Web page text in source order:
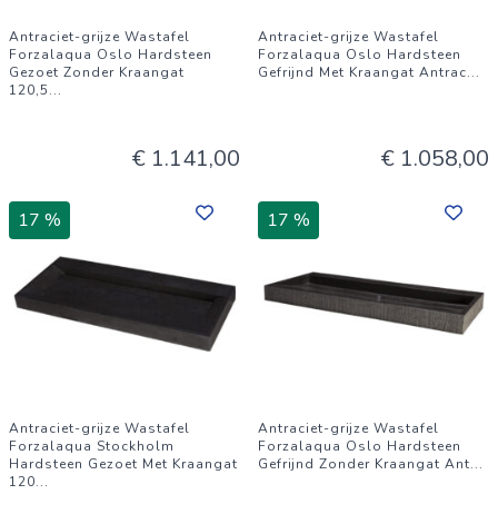
Antraciet-grijze Wastafel
Forzalaqua Oslo Hardsteen
Gezoet Zonder Kraangat
120,5...
€ 1.141,00
Antraciet-grijze Wastafel
Forzalaqua Oslo Hardsteen
Gefrijnd Met Kraangat Antrac...
€ 1.058,00
17 %
Antraciet-grijze Wastafel
Forzalaqua Stockholm
Hardsteen Gezoet Met Kraangat
120...
17 %
Antraciet-grijze Wastafel
Forzalaqua Oslo Hardsteen
Gefrijnd Zonder Kraangat Ant...